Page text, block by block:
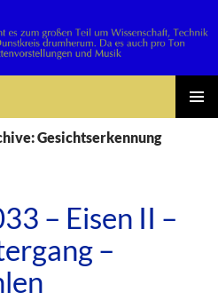
Gesichtserkennung
– Eisen II –
–